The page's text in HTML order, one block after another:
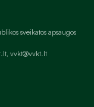
sveikatos apsaugos
vvkt@vvkt.lt